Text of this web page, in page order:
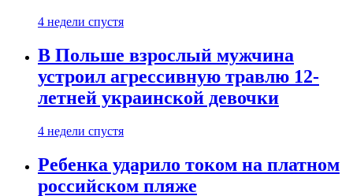
4 недели спустя
В Польше взрослый мужчина
устроил агрессивную травлю 12-
летней украинской девочки
4 недели спустя
Ребенка ударило током на платном
российском пляже